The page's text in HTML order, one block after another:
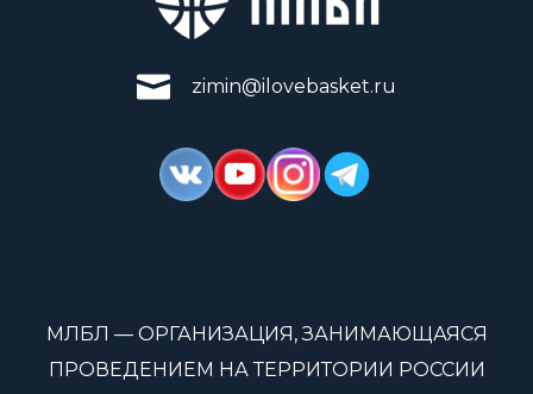
zimin@ilovebasket.ru
МЛБЛ — ОРГАНИЗАЦИЯ, ЗАНИМАЮЩАЯСЯ
ПРОВЕДЕНИЕМ НА ТЕРРИТОРИИ РОССИИ